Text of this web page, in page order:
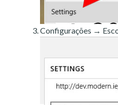
Configurações →